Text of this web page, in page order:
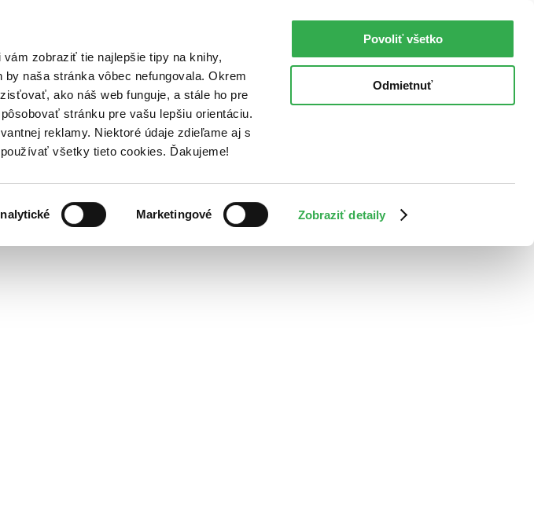
zobraziť tie najlepšie tipy na knihy,
naša stránka vôbec nefungovala. Okrem
ako náš web funguje, a stále ho pre
stránku pre vašu lepšiu orientáciu.
reklamy. Niektoré údaje zdieľame aj s
všetky tieto cookies. Ďakujeme!
Marketingové Zobraziť detaily
Povoliť všetko
Odmietnuť